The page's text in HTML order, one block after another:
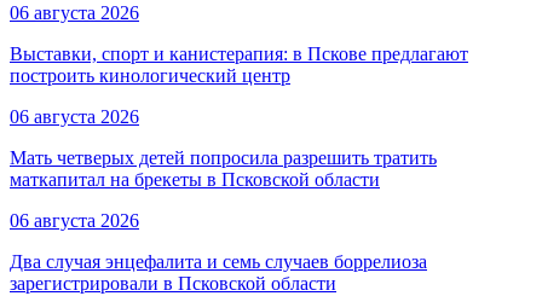
06 августа 2026
Выставки, спорт и канистерапия: в Пскове предлагают
построить кинологический центр
06 августа 2026
Мать четверых детей попросила разрешить тратить
маткапитал на брекеты в Псковской области
06 августа 2026
Два случая энцефалита и семь случаев боррелиоза
зарегистрировали в Псковской области